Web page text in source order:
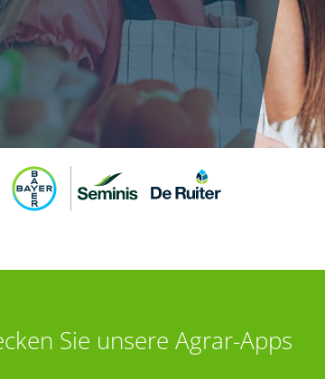
Sie unsere Agrar-Apps